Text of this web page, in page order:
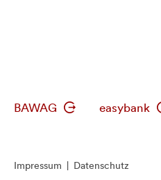
BAWAG easybank
Impressum Datenschutz